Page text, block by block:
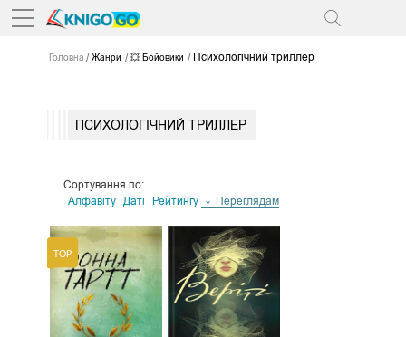
Головна Жанри 💥 Бойовики Психологічний триллер
ПСИХОЛОГІЧНИЙ ТРИЛЛЕР
Сортування по:
Алфавіту
Даті Рейтингу Переглядам